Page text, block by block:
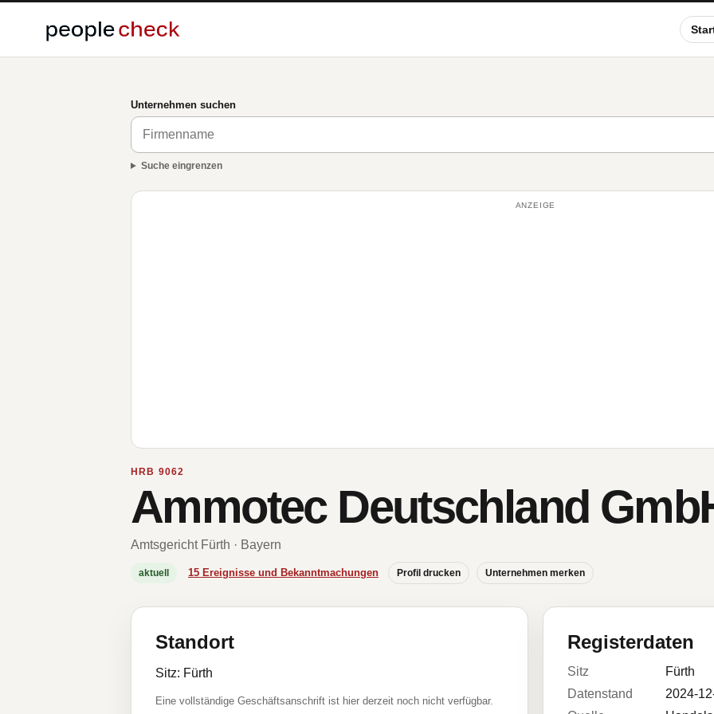
Unternehmen suchen
Suche eingrenzen
ANZEIGE
HRB 9062
Ammotec Deutschland
Amtsgericht Fürth · Bayern
aktuell 15 Ereignisse und Bekanntmachungen Profil drucken Unternehmen merken
Standort
Sitz: Fürth
Eine vollständige Geschäftsanschrift ist hier derzeit noch nicht verfügbar.
Registerdaten
Sitz
Fürth
Datenstand
2024-